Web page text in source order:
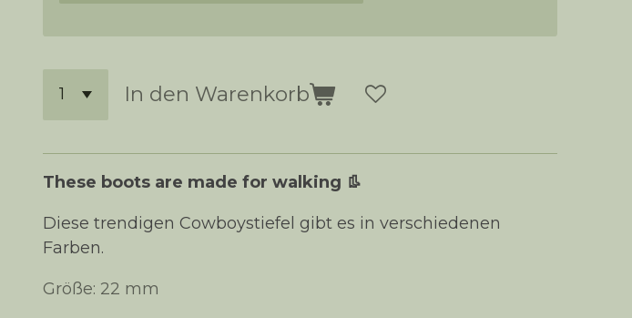
In den Warenkorb
These boots are made for walking 👢
Diese trendigen Cowboystiefel gibt es in verschiedenen
Farben.
Größe: 22 mm